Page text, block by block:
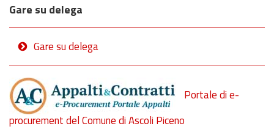
Gare su delega
Gare su delega
Portale di e-
procurement del Comune di Ascoli Piceno